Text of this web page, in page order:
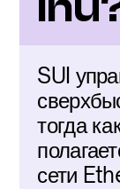
SUI
тогда
сети